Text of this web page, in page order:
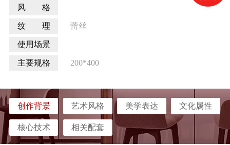
风 格
纹 理 蕾丝
使用场景
主要规格 200*400
创作背景 艺术风格 美学表达 文化属性
核心技术 相关配套